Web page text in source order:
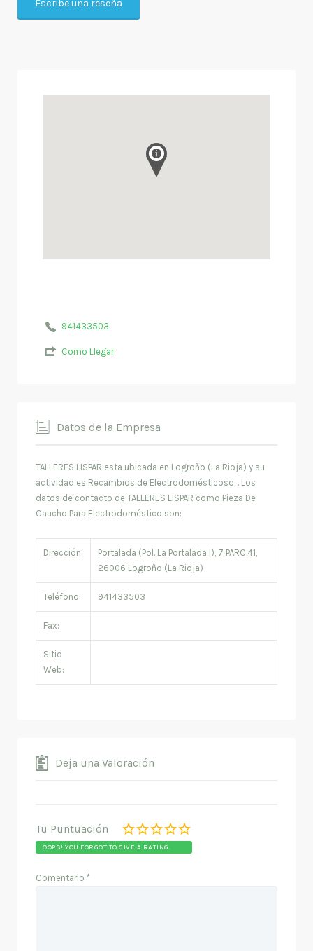
Escribe una reseña
941433503
Como Llegar
Datos de la Empresa
TALLERES LISPAR esta ubicada en Logroño (La Rioja) y su
actividad es Recambios de Electrodomésticoso, . Los
datos de contacto de TALLERES LISPAR como Pieza De
Caucho Para Electrodoméstico son:
Dirección:
Portalada (Pol. La Portalada I), 7 PARC.41,
26006 Logroño (La Rioja)
Teléfono: 941433503
Fax:
Sitio
Web:
Deja una Valoración
Tu Puntuación
OOPS! YOU FORGOT TO GIVE A RATING.
Comentario *